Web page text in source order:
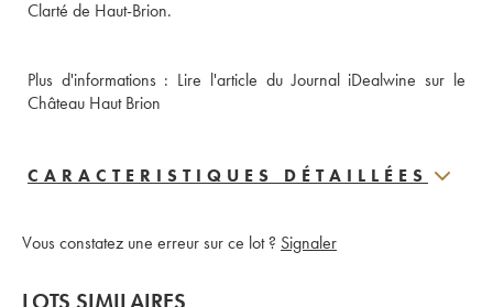
Plus d'informations : Lire l'article du Journal iDealwine sur le
Château Haut Brion
CARACTERISTIQUES DÉTAILLÉES
Vous constatez une erreur sur ce lot ? Signaler